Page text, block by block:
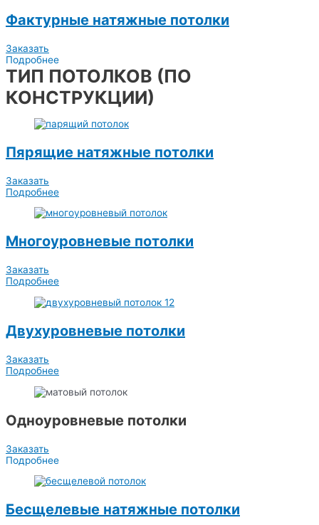
Фактурные натяжные потолки
Заказать
Подробнее
ТИП ПОТОЛКОВ (ПО
КОНСТРУКЦИИ)
Пярящие натяжные потолки
Заказать
Подробнее
Многоуровневые потолки
Заказать
Подробнее
Двухуровневые потолки
Заказать
Подробнее
Одноуровневые потолки
Заказать
Подробнее
Бесщелевые натяжные потолки